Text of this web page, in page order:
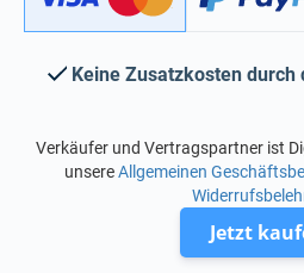
Keine Zusatzkosten durch
Verkäufer und Vertragspartner ist
unsereAllgemeinen
Jetzt